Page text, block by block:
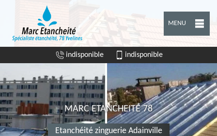
MENU
indisponible indisponible
MARC ETANCHEITÉ 78
Etanchéité zinguerie Adainville